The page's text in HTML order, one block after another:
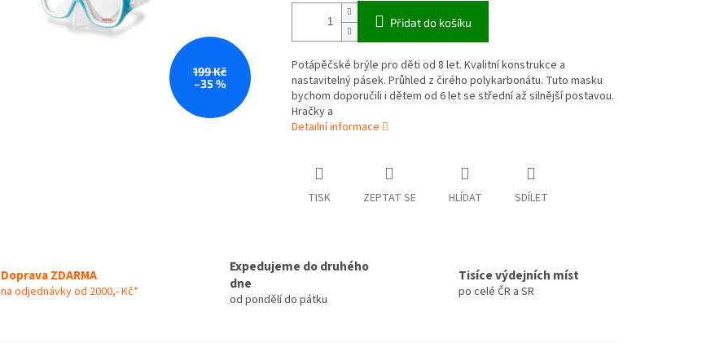
199 Kč
–35 %
Přidat do košíku
Potápěčské brýle pro děti od 8 let. Kvalitní konstrukce a
nastavitelný pásek. Průhled z čirého polykarbonátu. Tuto masku
bychom doporučili i dětem od 6 let se střední až silnější postavou.
Hračky a
Detailní informace
TISK ZEPTAT SE HLÍDAT SDÍLET
Doprava ZDARMA
na odjednávky od 2000,- Kč*
Expedujeme do druhého
dne
od pondělí do pátku
Tisíce výdejních míst
po celé ČR a SR